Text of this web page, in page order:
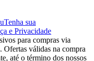
Tenha sua
e Privacidade
para compras via
Ofertas válidas na compra
até o término dos nossos